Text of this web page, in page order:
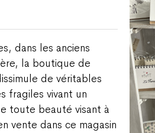
dans les anciens
la boutique de
de véritables
fragiles vivant un
toute beauté visant à
vente dans ce magasin